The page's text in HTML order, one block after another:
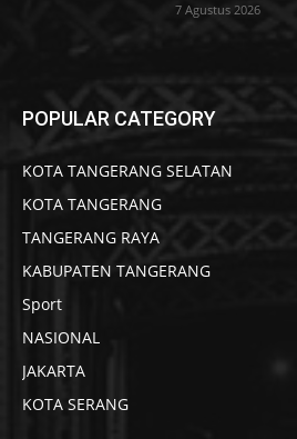
7 Agustus 2026
POPULAR CATEGORY
KOTA TANGERANG SELATAN
KOTA TANGERANG
TANGERANG RAYA
KABUPATEN TANGERANG
Sport
NASIONAL
JAKARTA
KOTA SERANG